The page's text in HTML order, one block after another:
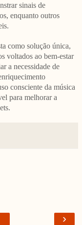
sinais de
enquanto outros
como solução única,
voltados ao bem-estar
a necessidade de
consciente da música
para melhorar a
›